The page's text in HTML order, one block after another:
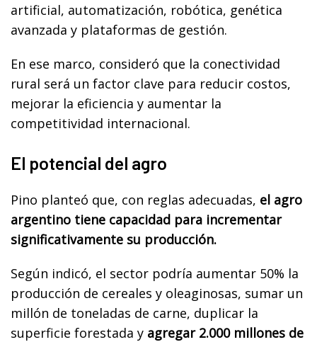
artificial, automatización, robótica, genética
avanzada y plataformas de gestión.
En ese marco, consideró que la conectividad
rural será un factor clave para reducir costos,
mejorar la eficiencia y aumentar la
competitividad internacional.
El potencial del agro
Pino planteó que, con reglas adecuadas, el agro
argentino tiene capacidad para incrementar
significativamente su producción.
Según indicó, el sector podría aumentar 50% la
producción de cereales y oleaginosas, sumar un
millón de toneladas de carne, duplicar la
superficie forestada y agregar 2.000 millones de